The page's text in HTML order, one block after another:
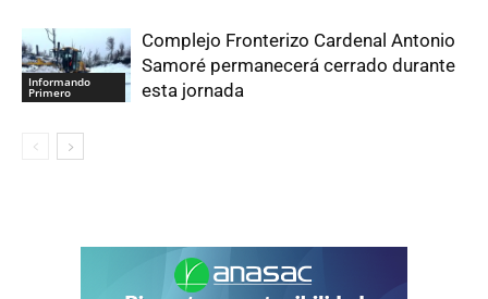
Informando
Primero
Complejo Fronterizo Cardenal Antonio
Samoré permanecerá cerrado durante
esta jornada